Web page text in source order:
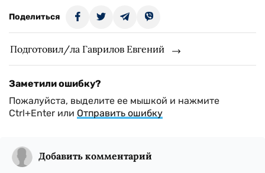
Поделиться
Подготовил/ла Гаврилов Евгений
Заметили ошибку?
Пожалуйста, выделите ее мышкой и нажмите
Ctrl+Enter или Отправить ошибку
Добавить комментарий